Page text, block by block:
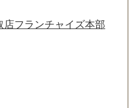
店フランチャイズ本部